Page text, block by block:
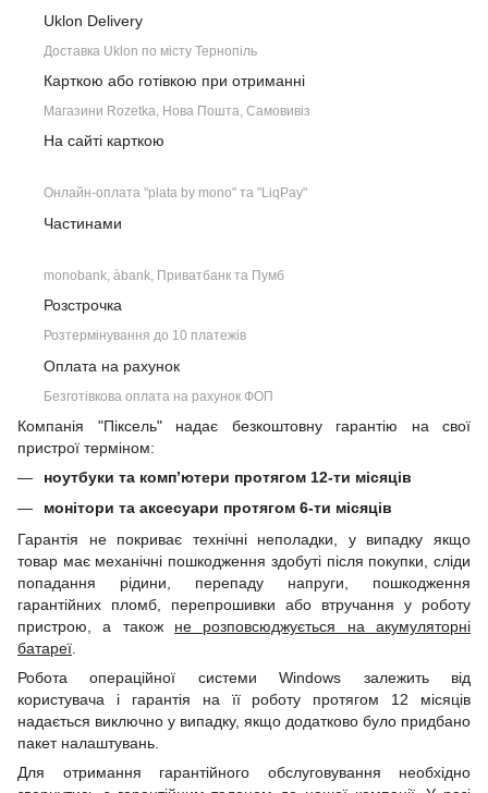
Uklon Delivery
Доставка Uklon по місту Тернопіль
Карткою або готівкою при отриманні
Магазини Rozetka, Нова Пошта, Самовивіз
На сайті карткою
Онлайн-оплата "plata by mono" та "LiqPay"
Частинами
monobank, àbank, Приватбанк та Пумб
Розстрочка
Розтермінування до 10 платежів
Оплата на рахунок
Безготівкова оплата на рахунок ФОП
Компанія "Піксель" надає безкоштовну гарантію на свої
пристрої терміном:
ноутбуки та комп’ютери протягом 12-ти місяців
монітори та аксесуари протягом 6-ти місяців
Гарантія не покриває технічні неполадки, у випадку якщо
товар має механічні пошкодження здобуті після покупки, сліди
попадання рідини, перепаду напруги, пошкодження
гарантійних пломб, перепрошивки або втручання у роботу
пристрою, а також не розповсюджується на акумуляторні
батареї
Робота операційної системи Windows залежить від
користувача і гарантія на її роботу протягом 12 місяців
надається виключно у випадку, якщо додатково було придбано
пакет налаштувань.
Для отримання гарантійного обслуговування необхідно